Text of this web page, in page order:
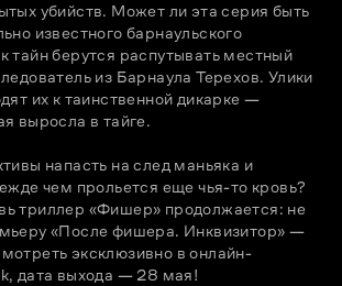
убийств. Может ли эта серия быть
известного барнаульского
тайн берутся распутывать местный
из Барнаула Терехов. Улики
их к таинственной дикарке —
выросла в тайге.
напасть на след маньяка и
чем прольется еще чья-то кровь?
триллер «Фишер» продолжается: не
«После фишера. Инквизитор» —
эксклюзивно в онлайн-
дата выхода — 28 мая!